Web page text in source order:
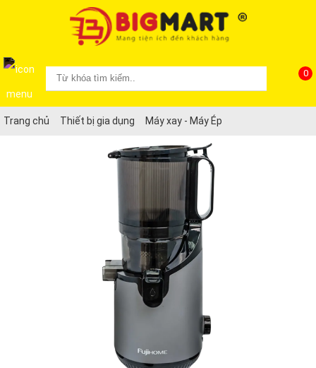
0
Trang chủ Thiết bị gia dụng Máy xay - Máy Ép